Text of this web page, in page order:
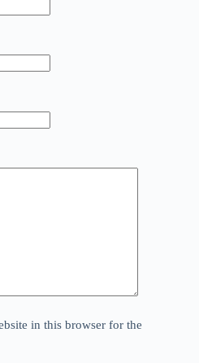
in this browser for the